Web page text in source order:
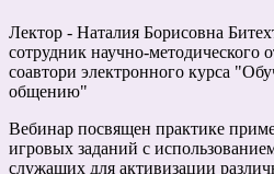
Лектор - Наталия Борисовна
сотрудник научно-методического
соавтори электронного курса
общению"
Вебинар посвящен практике
игровых заданий с
служащих для активизации